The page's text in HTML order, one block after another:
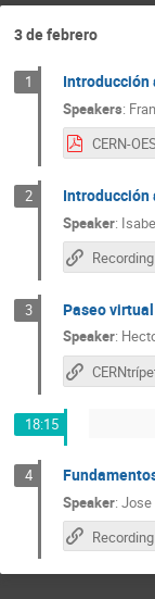
3 de febrero
1 Introducción
Speakers:
2 Introducción
Speaker:
Recording
3 Paseo virtual
Speaker:
18:15
4
Speaker: Jose
Recording